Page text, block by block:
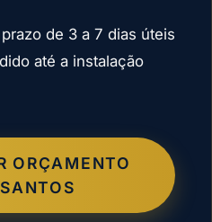
de 3 a 7 dias úteis
até a instalação
ORÇAMENTO